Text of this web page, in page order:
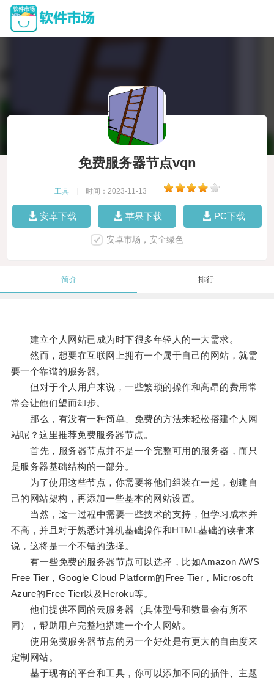
免费服务器节点vqn
工具 时间：2023-11-13
安卓下载 苹果下载 PC下载
安卓市场，安全绿色
简介 排行
建立个人网站已成为时下很多年轻人的一大需求。
然而，想要在互联网上拥有一个属于自己的网站，就需
要一个靠谱的服务器。
但对于个人用户来说，一些繁琐的操作和高昂的费用常
常会让他们望而却步。
那么，有没有一种简单、免费的方法来轻松搭建个人网
站呢？这里推荐免费服务器节点。
首先，服务器节点并不是一个完整可用的服务器，而只
是服务器基础结构的一部分。
为了使用这些节点，你需要将他们组装在一起，创建自
己的网站架构，再添加一些基本的网站设置。
当然，这一过程中需要一些技术的支持，但学习成本并
不高，并且对于熟悉计算机基础操作和HTML基础的读者来
说，这将是一个不错的选择。
有一些免费的服务器节点可以选择，比如Amazon AWS
Free Tier，Google Cloud Platform的Free Tier，Microsoft
Azure的Free Tier以及Heroku等。
他们提供不同的云服务器（具体型号和数量会有所不
同），帮助用户完整地搭建一个个人网站。
使用免费服务器节点的另一个好处是有更大的自由度来
定制网站。
基于现有的平台和工具，你可以添加不同的插件、主题